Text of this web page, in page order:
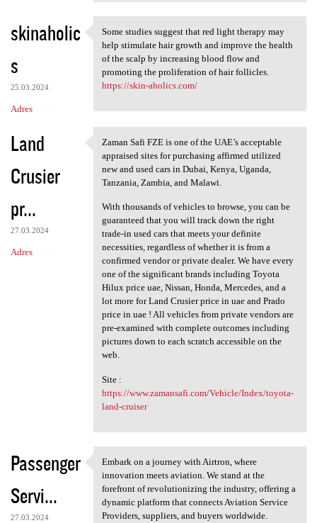
skinaholic
s
25.03.2024
Adres
Some studies suggest that red
Some studies suggest that red light therapy may
help stimulate hair growth and improve the health
of the scalp by increasing blood flow and
promoting the proliferation of hair follicles.
https://skin-aholics.com/
Land
Crusier
pr...
27.03.2024
Adres
Zaman Safi FZE is one of the
Zaman Safi FZE is one of the UAE’s acceptable
appraised sites for purchasing affirmed utilized
new and used cars in Dubai, Kenya, Uganda,
Tanzania, Zambia, and Malawi.
With thousands of vehicles to browse, you can be
guaranteed that you will track down the right
trade-in used cars that meets your definite
necessities, regardless of whether it is from a
confirmed vendor or private dealer. We have every
one of the significant brands including Toyota
Hilux price uae, Nissan, Honda, Mercedes, and a
lot more for Land Crusier price in uae and Prado
price in uae ! All vehicles from private vendors are
pre-examined with complete outcomes including
pictures down to each scratch accessible on the
web.
Site :
https://www.zamansafi.com/Vehicle/Index/toyota-
land-cruiser
Passenger
Servi...
27.03.2024
Embark on a journey with
Embark on a journey with Airtron, where
innovation meets aviation. We stand at the
forefront of revolutionizing the industry, offering a
dynamic platform that connects Aviation Service
Providers, suppliers, and buyers worldwide.